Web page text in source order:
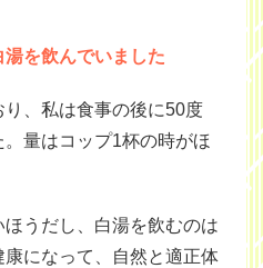
を飲んでいました
、私は食事の後に50度
量はコップ1杯の時がほ
うだし、白湯を飲むのは
になって、自然と適正体